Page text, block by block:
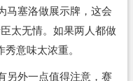
马塞洛做展示牌，这会
太无情。如果两人都做
意味太浓重。
外一点值得注意，赛